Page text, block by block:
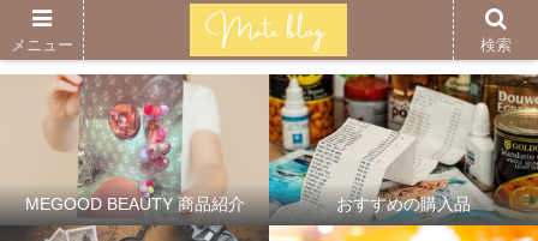
MEGOOD BEAUTY 商品紹介 おすすめの購入品
メニュー 検索